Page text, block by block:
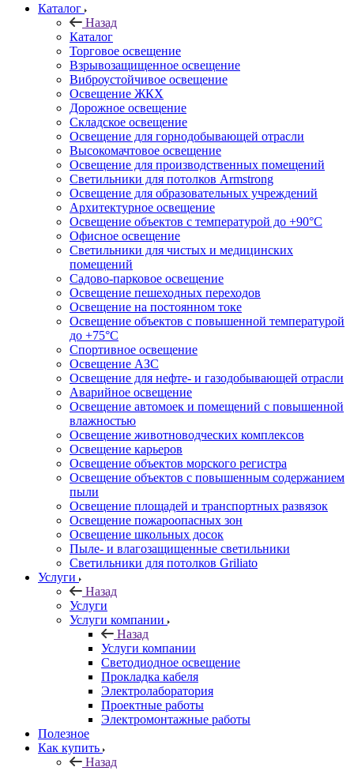
Каталог
Назад
Каталог
Торговое освещение
Взрывозащищенное освещение
Виброустойчивое освещение
Освещение ЖКХ
Дорожное освещение
Складское освещение
Освещение для горнодобывающей отрасли
Высокомачтовое освещение
Освещение для производственных помещений
Светильники для потолков Armstrong
Освещение для образовательных учреждений
Архитектурное освещение
Освещение объектов с температурой до +90°С
Офисное освещение
Светильники для чистых и медицинских
помещений
Садово-парковое освещение
Освещение пешеходных переходов
Освещение на постоянном токе
Освещение объектов с повышенной температурой
до +75°C
Спортивное освещение
Освещение АЗС
Освещение для нефте- и газодобывающей отрасли
Аварийное освещение
Освещение автомоек и помещений с повышенной
влажностью
Освещение животноводческих комплексов
Освещение карьеров
Освещение объектов морского регистра
Освещение объектов с повышенным содержанием
пыли
Освещение площадей и транспортных развязок
Освещение пожароопасных зон
Освещение школьных досок
Пыле- и влагозащищенные светильники
Светильники для потолков Griliato
Услуги
Назад
Услуги
Услуги компании
Назад
Услуги компании
Светодиодное освещение
Прокладка кабеля
Электролаборатория
Проектные работы
Электромонтажные работы
Полезное
Как купить
Назад